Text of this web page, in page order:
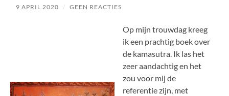
9 APRIL 2020 / GEEN REACTIES
Op mijn trouwdag kreeg
ik een prachtig boek over
de kamasutra. Ik las het
zeer aandachtig en het
zou voor mij de
referentie zijn, met